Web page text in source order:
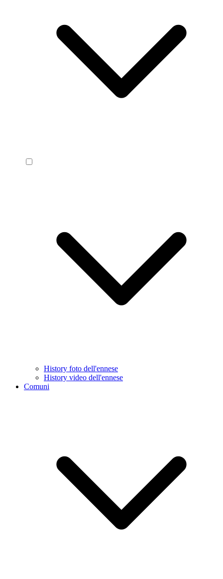
History foto dell'ennese
History video dell'ennese
Comuni